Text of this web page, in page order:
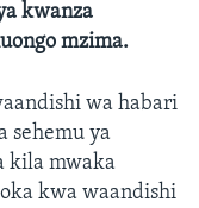
kwanza
mzima.
wa habari
sehemu ya
kila mwaka
kwa waandishi